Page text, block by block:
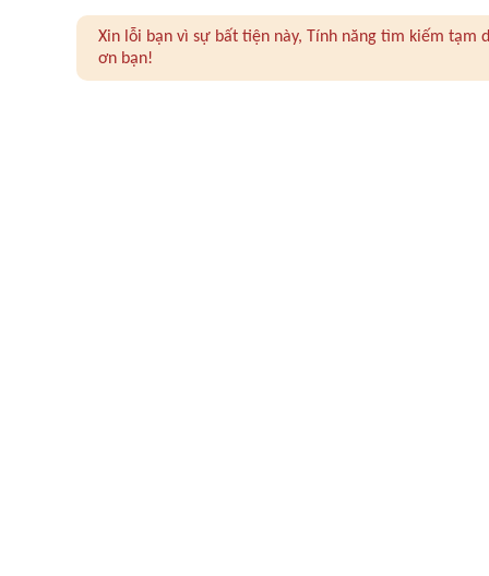
Xin lỗi bạn vì sự bất tiện này, Tính năng tìm kiếm
ơn bạn!